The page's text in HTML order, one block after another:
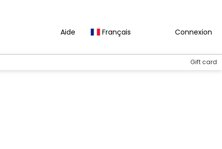
Aide Français Connexion
Gift card